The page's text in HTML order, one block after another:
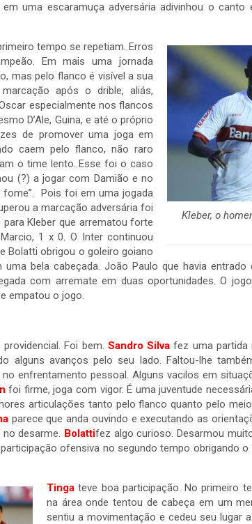
uma escaramuça adversária adivinhou o
Kleber, o
tempo se repetiam. Erros
Em mais uma jornada
mas pelo flanco é visível a sua
após o drible, aliás,
especialmente nos flancos
D’Ale, Guina, e até o próprio
de promover uma joga em
caem pelo flanco, não raro
o time lento. Esse foi o caso
(?) a jogar com Damião e no
fome”. Pois foi em uma jogada
a marcação adversária foi
Kleber que arrematou forte
1 x 0. O Inter continuou
Bolatti obrigou o goleiro goiano
bela cabeçada. João Paulo que havia entrado
com arremate em duas oportunidades. O
empatou o jogo.
Foi bem. Sandro Silva fez uma partida
alguns avanços pelo seu lado. Faltou-lhe
enfrentamento pessoal. Alguns vacilos em
foi firme, joga com vigor. É uma juventude
articulações tanto pelo flanco quanto pelo
parece que anda ouvindo e executando as
desarme. Bolattifez algo curioso. Desarmou
ofensiva no segundo tempo obrigando o
Tinga teve boa participação. No primeiro
na área onde tentou de cabeça em um
sentiu a movimentação e cedeu seu lugar a